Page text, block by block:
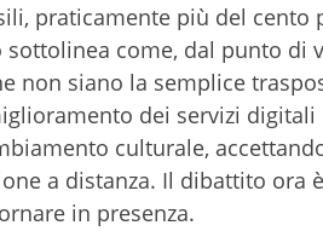
praticamente più del cento
sottolinea come, dal punto
non siano la semplice
dei servizi digitali
culturale,
a distanza. Il dibattito
in presenza.